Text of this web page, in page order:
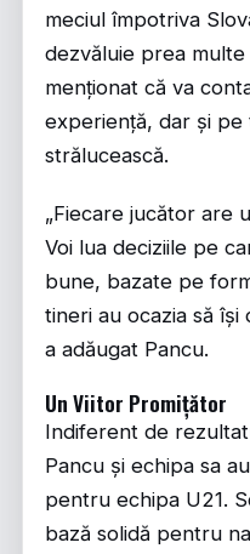
meciul împotriva
dezvăluie prea
menționat că va
experiență, dar și pe
strălucească.
„Fiecare jucător are
Voi lua deciziile pe
bune, bazate pe
tineri au ocazia să își
a adăugat Pancu.
Un Viitor Promițător
Indiferent de
Pancu și echipa sa
pentru echipa U21.
bază solidă pentru